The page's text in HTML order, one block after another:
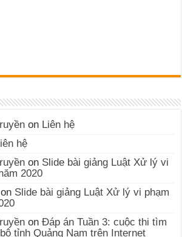
on Liên hệ
hệ
on Slide bài giảng Luật Xử lý vi
2020
on Slide bài giảng Luật Xử lý vi phạm
onĐáp án Tuần 3: cuộc thi tìm
tỉnh Quảng Nam trên Internet